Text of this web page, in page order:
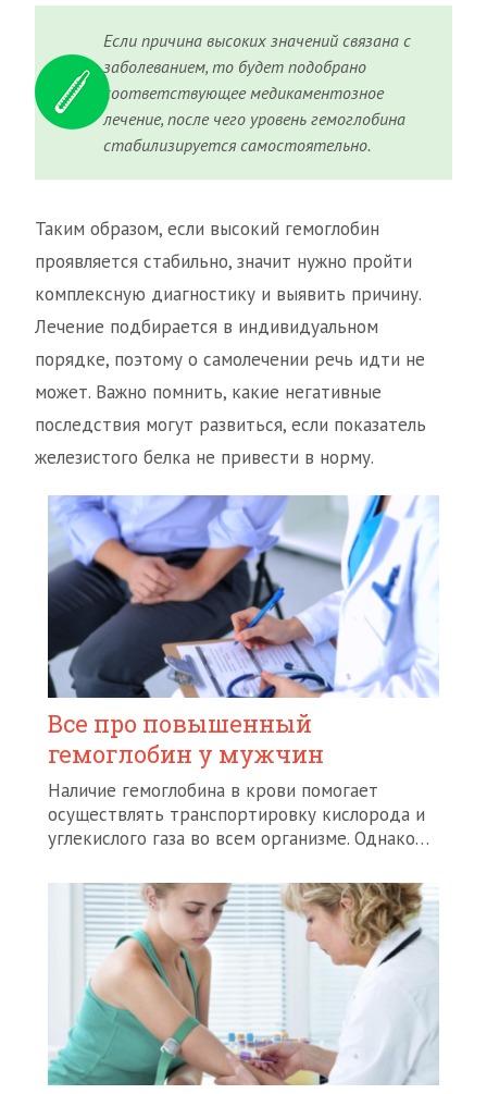
Если причина высоких значений связана с
заболеванием, то будет подобрано
соответствующее медикаментозное
лечение, после чего уровень гемоглобина
стабилизируется самостоятельно.
Таким образом, если высокий гемоглобин
проявляется стабильно, значит нужно пройти
комплексную диагностику и выявить причину.
Лечение подбирается в индивидуальном
порядке, поэтому о самолечении речь идти не
может. Важно помнить, какие негативные
последствия могут развиться, если показатель
железистого белка не привести в норму.
Все про повышенный
гемоглобин у мужчин
Наличие гемоглобина в крови помогает
осуществлять транспортировку кислорода и
углекислого газа во всем организме. Однако…